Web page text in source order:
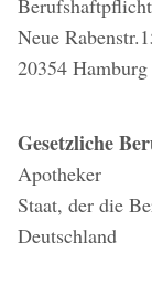
Neue
20354 Hamburg
Gesetzliche
Apotheker
Staat, der die
Deutschland